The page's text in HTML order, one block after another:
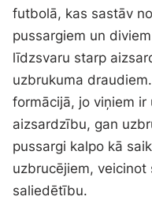
futbolā, kas sastāv
pussargiem un
līdzsvaru starp
uzbrukuma
formācijā, jo viņiem
aizsardzību, gan
pussargi kalpo kā
uzbrucējiem,
saliedētību.